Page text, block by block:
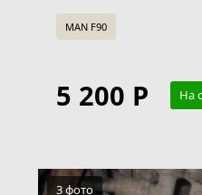
MAN F90
5 200 Р На
3 фото